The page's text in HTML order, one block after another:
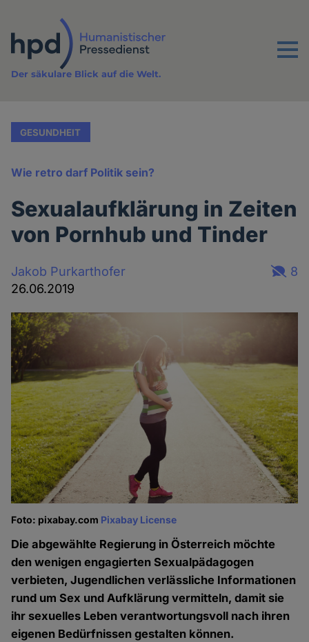
Inhalt
Menu
Der säkulare Blick auf die Welt.
GESUNDHEIT
Wie retro darf Politik sein?
Sexualaufklärung in Zeiten
von Pornhub und Tinder
Jakob Purkarthofer
26.06.2019
8
Foto: pixabay.com Pixabay License
Die abgewählte Regierung in Österreich möchte
den wenigen engagierten Sexualpädagogen
verbieten, Jugendlichen verlässliche Informationen
rund um Sex und Aufklärung vermitteln, damit sie
ihr sexuelles Leben verantwortungsvoll nach ihren
eigenen Bedürfnissen gestalten können.